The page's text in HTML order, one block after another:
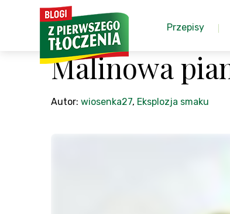
Przepisy
Malinowa
Autor: wiosenka27, Eksplozja smaku